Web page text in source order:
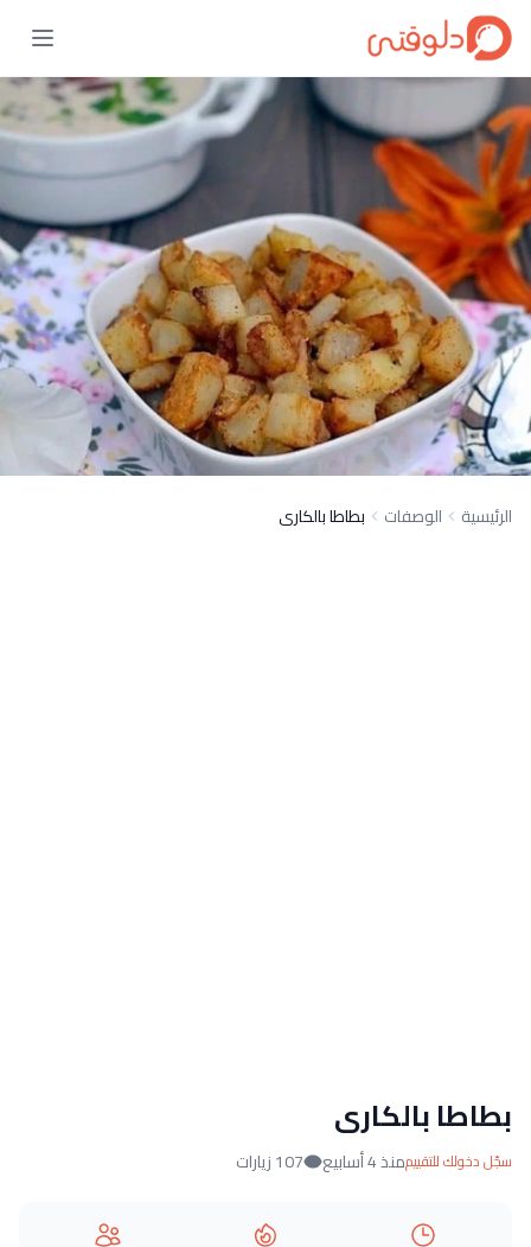
الرئيسية الوصفات بطاطا بالكارى
بطاطا بالكارى
سجّل دخولك للتقييممنذ 4 أسابيع 107 زيارات